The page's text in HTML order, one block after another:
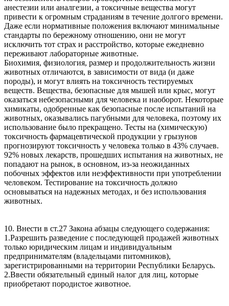
анестезии или аналгезии, а токсичные вещества могут
привести к огромным страданиям в течение долгого времени.
Даже если нормативные положения включают минимальные
стандарты по бережному отношению, они не могут
исключить тот страх и расстройство, которые ежедневно
переживают лабораторные животные.
Биохимия, физиология, размер и продолжительность жизни
животных отличаются, в зависимости от вида (и даже
породы), и могут влиять на токсичность тестируемых
веществ. Вещества, безопасные для мышей или крыс, могут
оказаться небезопасными для человека и наоборот. Некоторые
химикаты, одобренные как безопасные после испытаний на
животных, оказывались пагубными для человека, поэтому их
использование было прекращено. Тесты на (химическую)
токсичность фармацевтической продукции у грызунов
прогнозируют токсичность у человека только в 43% случаев.
92% новых лекарств, прошедших испытания на животных, не
попадают на рынок, в основном, из-за неожиданных
побочных эффектов или неэффективности при употреблении
человеком. Тестирование на токсичность должно
основываться на надежных методах, и без использования
животных.
10. Внести в ст.27 Закона абзацы следующего содержания:
1.Разрешить разведение с последующей продажей животных
только юридическим лицам и индивидуальным
предпринимателям (владельцами питомников),
зарегистрированными на территории Республики Беларусь.
2.Ввести обязательный единый налог для лиц, которые
приобретают породистое животное.